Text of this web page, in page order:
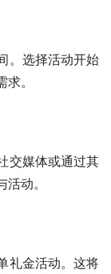
。选择活动开始
。
交媒体或通过其
动。
礼金活动。这将